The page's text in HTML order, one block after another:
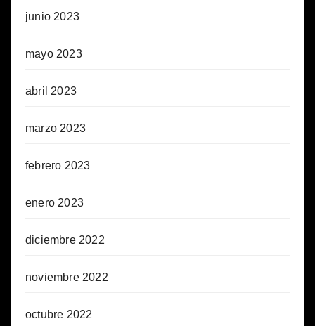
junio 2023
mayo 2023
abril 2023
marzo 2023
febrero 2023
enero 2023
diciembre 2022
noviembre 2022
octubre 2022